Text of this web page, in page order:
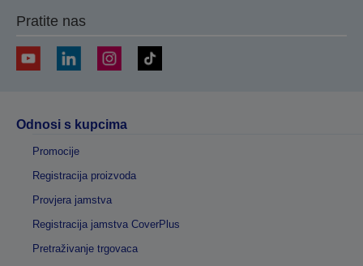
Pratite nas
Odnosi s kupcima
Promocije
Registracija proizvoda
Provjera jamstva
Registracija jamstva CoverPlus
Pretraživanje trgovaca